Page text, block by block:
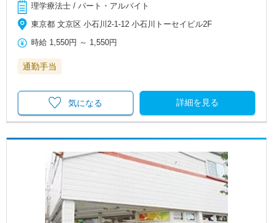
理学療法士 / パート・アルバイト
東京都 文京区 小石川2-1-12 小石川トーセイビル2F
時給 1,550円 ～ 1,550円
通勤手当
詳細を見る
気になる